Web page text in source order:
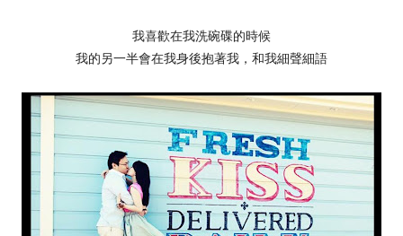
我喜歡在我洗碗碟的時候
我的另一半會在我身後抱著我，和我細聲細語